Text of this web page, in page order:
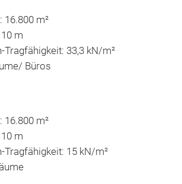
16.800 m²
m
Tragfähigkeit: 33,3 kN/m²
Büros
16.800 m²
m
Tragfähigkeit: 15 kN/m²